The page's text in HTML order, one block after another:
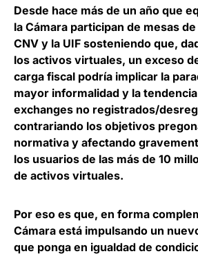
Desde hace más de un año que
la Cámara participan de mesas
CNV y la UIF sosteniendo que,
los activos virtuales, un exceso
carga fiscal podría implicar la
mayor informalidad y la
exchanges no registrados/
contrariando los objetivos
normativa y afectando
los usuarios de las más de 10
de activos virtuales.
Por eso es que, en forma
Cámara está impulsando un
que ponga en igualdad de